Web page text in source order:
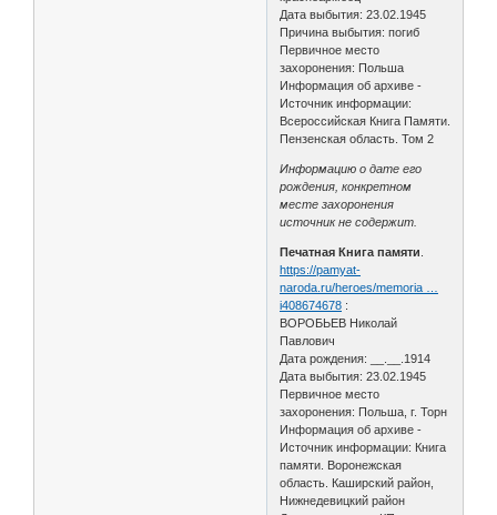
Дата выбытия: 23.02.1945
Причина выбытия: погиб
Первичное место
захоронения: Польша
Информация об архиве -
Источник информации:
Всероссийская Книга Памяти.
Пензенская область. Том 2
Информацию о дате его
рождения, конкретном
месте захоронения
источник не содержит.
Печатная Книга памяти
https://pamyat-
naroda.ru/heroes/memoria …
i408674678 :
ВОРОБЬЕВ Николай
Павлович
Дата рождения: __.__.1914
Дата выбытия: 23.02.1945
Первичное место
захоронения: Польша, г. Торн
Информация об архиве -
Источник информации: Книга
памяти. Воронежская
область. Каширский район,
Нижнедевицкий район